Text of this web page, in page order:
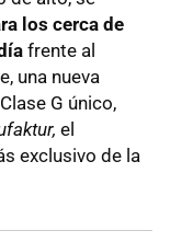
los cerca de
frente al
una nueva
G único,
el
exclusivo de la